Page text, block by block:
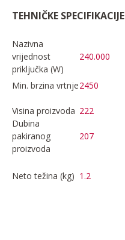
TEHNIČKE SPECIFIKACIJE
Nazivna
vrijednost
priključka (W)
240.000
Min. brzina vrtnje2450
Visina proizvoda 222
Dubina
pakiranog
proizvoda
207
Neto težina (kg) 1.2